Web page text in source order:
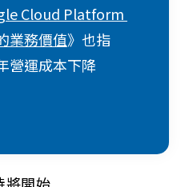
Cloud Platform
業務價值》也指
營運成本下降